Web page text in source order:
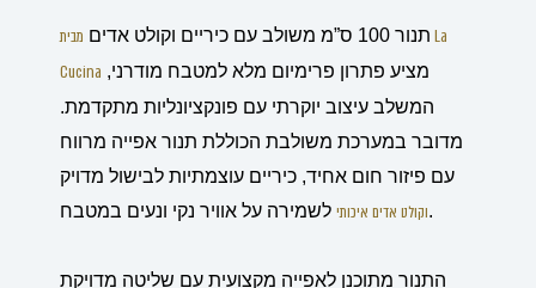
תנור 100 ס”מ משולב עם כיריים וקולט אדים
מבית La
Cucina
המשלב עיצוב יוקרתי עם פונקציונליות מתקדמת.
מדובר במערכת משולבת הכוללת תנור אפייה מרווח
עם פיזור חום אחיד, כיריים עוצמתיות לבישול מדויק
וקולט אדים איכותילשמירה על אוויר נקי ונעים במטבח.
התנור מתוכנן לאפייה מקצועית עם שליטה מדויקת